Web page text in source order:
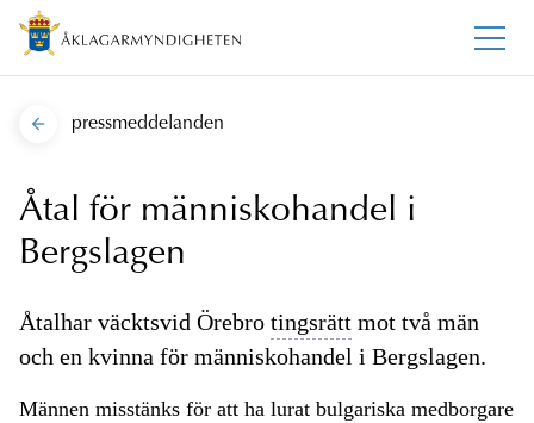
pressmeddelanden
Åtal för människohandel i
Bergslagen
Åtalhar väcktsvid Örebro tingsrätt mot två män
och en kvinna för människohandel i Bergslagen.
Männen misstänks för att ha lurat bulgariska medborgare